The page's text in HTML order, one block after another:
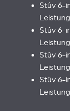
Stûv 6-
Stûv 6-
Stûv 6-
Stûv 6-